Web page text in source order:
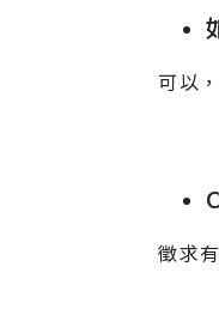
可以
徵求